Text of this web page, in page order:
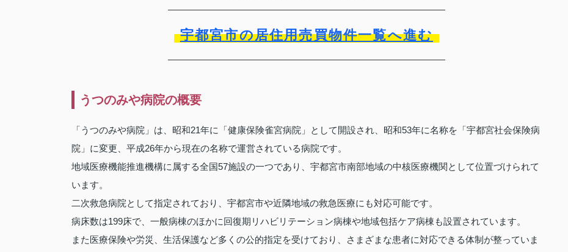
宇都宮市の居住用売買物件一覧へ進む
うつのみや病院の概要
「うつのみや病院」は、昭和21年に「健康保険雀宮病院」として開設され、昭和53年に名称を「宇都宮社会保険病
院」に変更、平成26年から現在の名称で運営されている病院です。
地域医療機能推進機構に属する全国57施設の一つであり、宇都宮市南部地域の中核医療機関として位置づけられて
います。
二次救急病院として指定されており、宇都宮市や近隣地域の救急医療にも対応可能です。
病床数は199床で、一般病棟のほかに回復期リハビリテーション病棟や地域包括ケア病棟も設置されています。
また医療保険や労災、生活保護など多くの公的指定を受けており、さまざまな患者に対応できる体制が整っていま